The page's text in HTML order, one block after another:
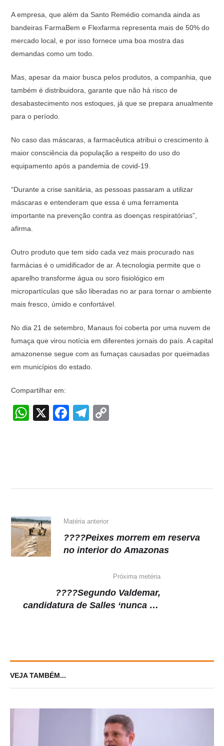
A empresa, que além da Santo Remédio comanda ainda as
bandeiras FarmaBem e Flexfarma representa mais de 50% do
mercado local, e por isso fornece uma boa mostra das
demandas como um todo.
Mas, apesar da maior busca pelos produtos, a companhia, que
também é distribuidora, garante que não há risco de
desabastecimento nos estoques, já que se prepara anualmente
para o período.
No caso das máscaras, a farmacêutica atribui o crescimento à
maior consciência da população a respeito do uso do
equipamento após a pandemia de covid-19.
“Durante a crise sanitária, as pessoas passaram a utilizar
máscaras e entenderam que essa é uma ferramenta
importante na prevenção contra as doenças respiratórias”,
afirma.
Outro produto que tem sido cada vez mais procurado nas
farmácias é o umidificador de ar. A tecnologia permite que o
aparelho transforme água ou soro fisiológico em
micropartículas que são liberadas no ar para tornar o ambiente
mais fresco, úmido e confortável.
No dia 21 de setembro, Manaus foi coberta por uma nuvem de
fumaça que virou notícia em diferentes jornais do país. A capital
amazonense segue com as fumaças causadas por queimadas
em municípios do estado.
Compartilhar em:
W
p
X
F
o
k
T
m n
Matéria anterior
????Peixes morrem em reserva
no interior do Amazonas
Próxima metéria
????Segundo Valdemar,
candidatura de Salles ‘nunca foi
VEJA TAMBÉM...